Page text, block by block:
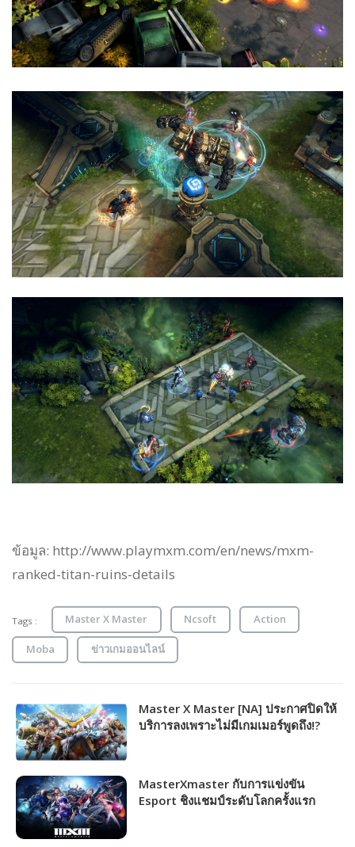
ข้อมูล: http://www.playmxm.com/en/news/mxm-
ranked-titan-ruins-details
Tags : Master X Master Ncsoft Action
Moba ข่าวเกมออนไลน์
Master X Master [NA] ประกาศปิดให้
บริการลงเพราะไม่มีเกมเมอร์พูดถึง!?
MasterXmaster กับการแข่งขัน
Esport ชิงแชมป์ระดับโลกครั้งแรก